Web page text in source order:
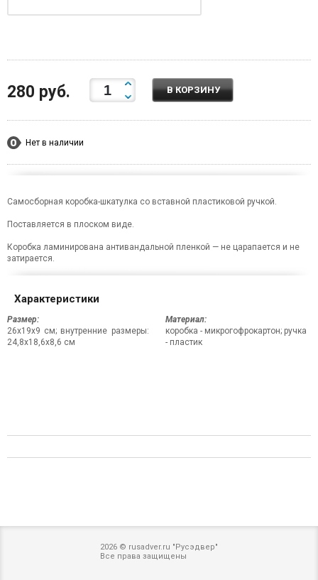
280 руб. В КОРЗИНУ
Нет в наличии
Самосборная коробка-шкатулка со вставной пластиковой ручкой.
Поставляется в плоском виде.
Коробка ламинирована антивандальной пленкой — не царапается и не
затирается.
Характеристики
Размер:
26x19x9 см; внутренние размеры:
24,8x18,6x8,6 см
Материал:
коробка - микрогофрокартон; ручка
- пластик
2026 © rusadver.ru "Русэдвер"
Все права защищены